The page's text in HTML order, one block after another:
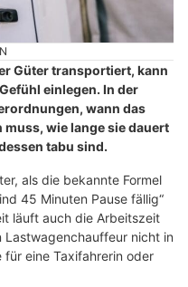
Güter transportiert, kann
einlegen. In der
wann das
muss, wie lange sie dauert
tabu sind.
als die bekannte Formel
45 Minuten Pause fällig“
läuft auch die Arbeitszeit
Lastwagenchauffeur nicht in
für eine Taxifahrerin oder